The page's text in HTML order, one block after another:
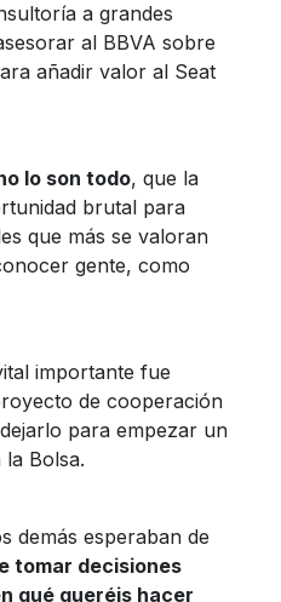
a grandes
al BBVA sobre
añadir valor al Seat
lo son todo, que la
brutal para
que más se valoran
gente, como
importante fue
de cooperación
para empezar un
Bolsa.
demás esperaban de
tomar decisiones
qué queréis hacer